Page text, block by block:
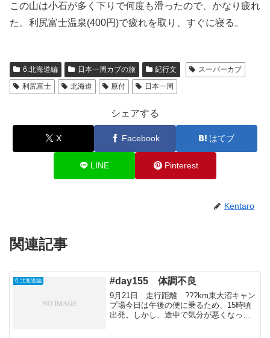
この山は小石が多く下りで何度も滑ったので、かなり疲れ
た。利尻富士温泉(400円)で疲れを取り、すぐに寝る。
6.北海道編 日本一周カブの旅 紀行文
スーパーカブ
利尻富士
北海道 原付 日本一周
シェアする
X Facebook はてブ
LINE Pinterest
Kentaro
関連記事
6.北海道編 #day155 体調不良
9月21日 走行距離 ???km東大沼キャン
プ場今日は午後の便に乗るため、15時頃
出発。しかし、途中で気分が悪くなった